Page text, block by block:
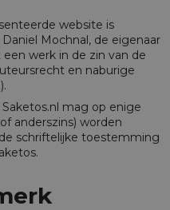
website is
Mochnal, de eigenaar
werk in de zin van de
en naburige
mag op enige
anderszins) worden
schriftelijke toestemming